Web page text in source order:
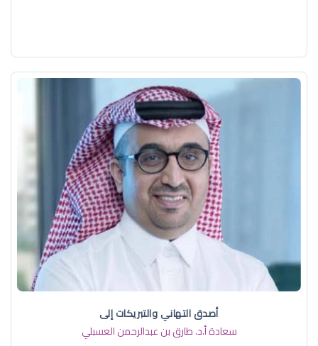
أصدق التهاني والتبريكات إلى
سعادة أ.د. ​طارق بن عبدالرحمن العسبلي